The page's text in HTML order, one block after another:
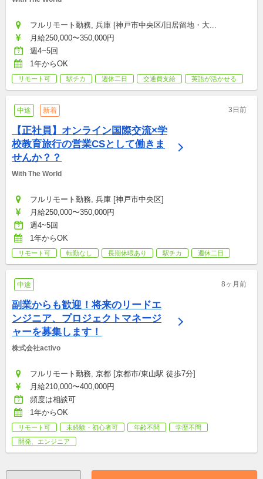
フルリモート勤務, 兵庫 [神戸市中央区/旧居留地・大...
月給250,000〜350,000円
週4~5回
1年からOK
リモート可 駅チカ 週休二日 交通費支給 英語が活かせる
中途 新着 3日前
【正社員】オンライン国際交流×学
校教育旅行の営業CSとして働きま
せんか？？
With The World
フルリモート勤務, 兵庫 [神戸市中央区]
月給250,000〜350,000円
週4~5回
1年からOK
リモート可 転勤なし 長期休暇あり 駅チカ 週休二日
中途 8ヶ月前
副業からも歓迎！将来のリードエ
ンジニア、プロジェクトマネージ
ャーを募集します！
株式会社activo
フルリモート勤務, 京都 [京都市/東山駅 徒歩7分]
月給210,000〜400,000円
頻度は相談可
1年からOK
リモート可 未経験・初心者可 年齢不問
学歴不問
開発、エンジニア